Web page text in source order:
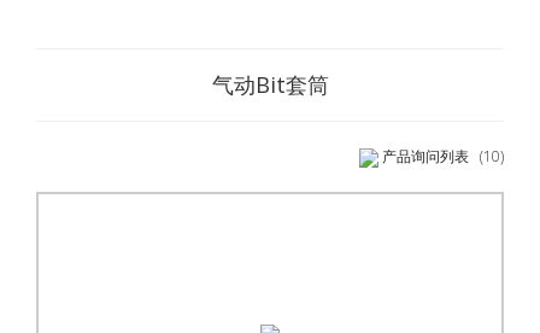
气动Bit套筒
产品询问列表 (10)